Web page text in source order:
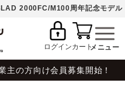
2000FC/M100周年記念モデル
ログインカート
主の方向け会員募集開始！